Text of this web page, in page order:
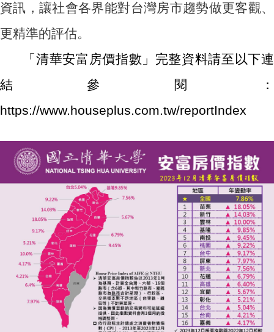
資訊，讓社會各界能對台灣房市趨勢做更客觀、
更精準的評估。
「清華安富房價指數」完整資料請至以下連
結參閱：
https://www.houseplus.com.tw/reportIndex